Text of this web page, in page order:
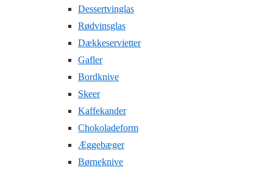
Dessertvinglas
Rødvinsglas
Dækkeservietter
Gafler
Bordknive
Skeer
Kaffekander
Chokoladeform
Æggebæger
Børneknive